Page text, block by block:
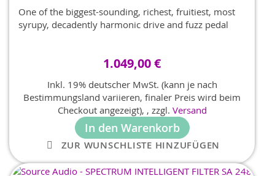
One of the biggest-sounding, richest, fruitiest, most
syrupy, decadently harmonic drive and fuzz pedal
1.049,00 €
Inkl. 19% deutscher MwSt. (kann je nach
Bestimmungsland variieren, finaler Preis wird beim
Checkout angezeigt), , zzgl. Versand
In den Warenkorb
ZUR WUNSCHLISTE HINZUFÜGEN